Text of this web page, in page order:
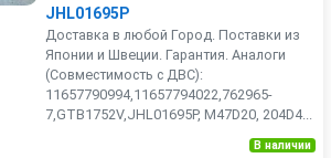
JHL01695P
Доставка в любой Город. Поставки из
Японии и Швеции. Гарантия. Аналоги
(Совместимость с ДВС):
11657790994,11657794022,762965-
7,GTB1752V,JHL01695P, M47D20, 204D4...
В наличии